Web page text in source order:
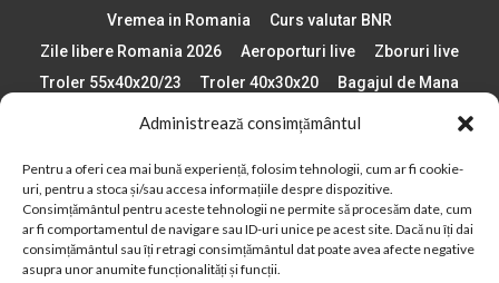
Administrează consimțământul
Pentru a oferi cea mai bună experiență, folosim tehnologii, cum ar fi cookie-
uri, pentru a stoca și/sau accesa informațiile despre dispozitive.
Consimțământul pentru aceste tehnologii ne permite să procesăm date, cum
ar fi comportamentul de navigare sau ID-uri unice pe acest site. Dacă nu îți dai
consimțământul sau îți retragi consimțământul dat poate avea afecte negative
asupra unor anumite funcționalități și funcții.
Vremea in Romania
Curs valutar BNR
Zile libere Romania 2026
Aeroporturi live
Zboruri live
Troler 55x40x20/23
Troler 40x30x20
Bagajul de Mana
Paste 2026
Cele mai bune telefoane
Plaje din Europa
Concerte Romania 2025
Asigurare de calatorie
Când se schimba ora în 2026
Calendar Formula 1 sezon 2026
Boarding Pass
Despre AirlinesTravel.ro
Politică cookie-uri (UE)